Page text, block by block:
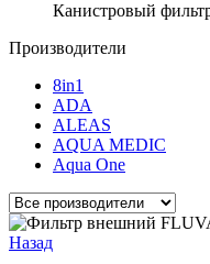
Канистровый
Производители
8in1
ADA
ALEAS
AQUA MEDIC
Aqua One
Назад